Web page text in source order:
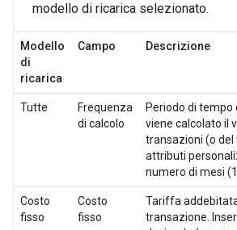
modello di ricarica selezionato.
Modello
di
ricarica
Campo Descrizione
Tutte
Frequenza
di calcolo
Periodo di tempo
viene calcolato il
transazioni (o del
attributi
numero di mesi
Costo
fisso
Costo
fisso
Tariffa
transazione.